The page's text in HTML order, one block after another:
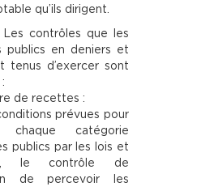
qu’ils dirigent.
Les contrôles que les
publics en deniers et
tenus d’exercer sont
de recettes :
prévues pour
catégorie
publics par les lois et
le contrôle de
de percevoir les